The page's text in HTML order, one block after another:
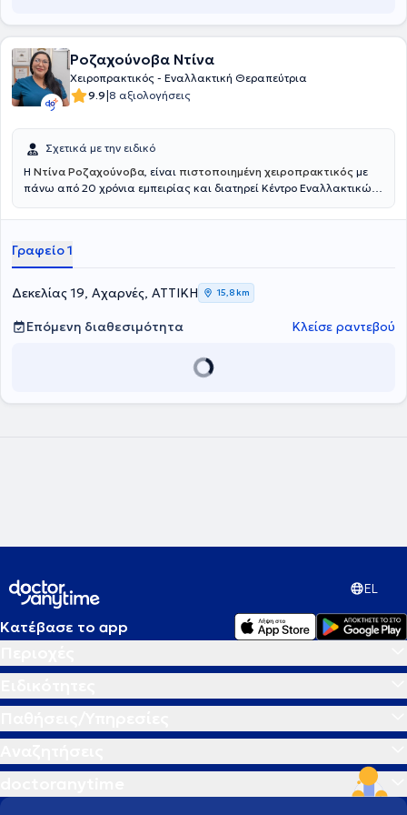
Ροζαχούνοβα Ντίνα
Χειροπρακτικός - Εναλλακτική Θεραπεύτρια
9.9|8 αξιολογήσεις
Σχετικά με την ειδικό
Η Ντίνα Ροζαχούνοβα, είναι πιστοποιημένη χειροπρακτικός με
πάνω από 20 χρόνια εμπειρίας και διατηρεί Κέντρο Εναλλακτικών
και την Ευρώπη, συνδυάζοντας τις γνώσεις της σε εναλλακτικές
εξειδίκευση σε παθήσεις όπως οι μεσοσπονδύλιες κήλες, τα
προβλήματα στον αυχένα, τη θωρακική και οσφυϊκή μοίρα,
προσφέρει εξατομικευμένες λύσεις για την ανακούφιση του πόνου
και την αποκατάσταση της λειτουργίας του σώματος. Στην
πρακτική της χρησιμοποιεί μεθόδους όπως η χειροπρακτική και ο
βελονισμός που προσφέρουν φυσική ανακούφιση και ενίσχυση της
από τη συνδυαστική της προσέγγιση, επικεντρώνεται στην αρμονία
Γραφείο 1
Δεκελίας 19, Αχαρνές, ΑΤΤΙΚΗ 15,8 km
Επόμενη διαθεσιμότητα Κλείσε ραντεβού
EL
Κατέβασε το app